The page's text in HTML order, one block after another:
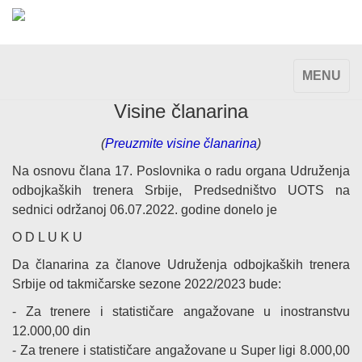
TOGGLE
MENU
Visine članarina
(Preuzmite visine članarina)
Na osnovu člana 17. Poslovnika o radu organa Udruženja
odbojkaških trenera Srbije, Predsedništvo UOTS na
sednici održanoj 06.07.2022. godine donelo je
O D L U K U
Da članarina za članove Udruženja odbojkaških trenera
Srbije od takmičarske sezone 2022/2023 bude:
- Za trenere i statističare angažovane u inostranstvu
12.000,00 din
- Za trenere i statističare angažovane u Super ligi 8.000,00